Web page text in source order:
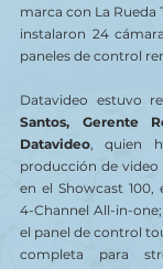
marca con La Rueda
instalaron 24
paneles de control
Datavideo estuvo
Santos, Gerente
Datavideo, quien
producción de video
en el Showcast
4-Channel All-in-
el panel de control
completa para